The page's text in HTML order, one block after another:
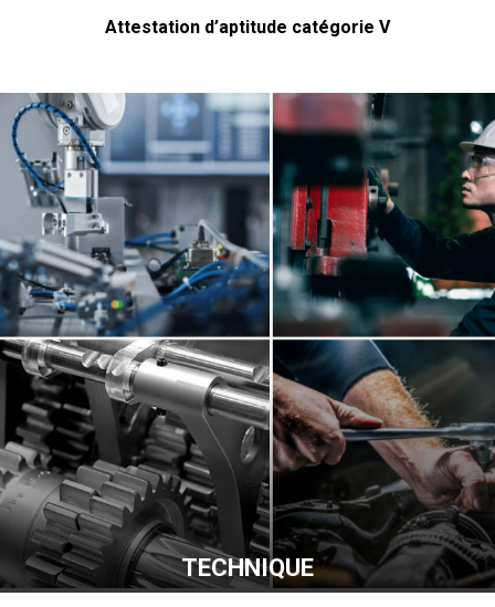
Attestation d’aptitude catégorie V
TECHNIQUE